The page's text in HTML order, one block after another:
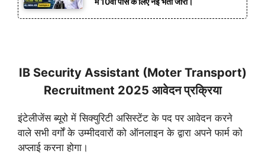
IB Security Assistant (Moter Transport)
Recruitment 2025 आवेदन प्रक्रिया
इंटेलीजेंस ब्यूरो में सिक्युरिटी असिस्टेंट के पद पर आवेदन करने
वाले सभी वर्गों के उम्मीदवारों को ऑनलाइन के द्वारा अपने फार्म को
अप्लाई करना होगा।